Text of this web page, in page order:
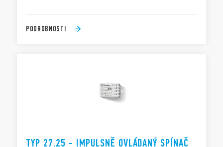
PODROBNOSTI
TYP 27.25 - IMPULSNĚ OVLÁDANÝ SPÍNAČ